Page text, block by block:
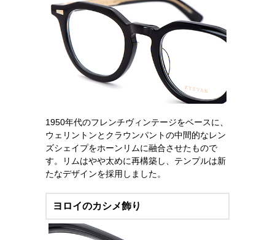
1950年代のフレンチヴィンテージをベースに、
ウェリントンとクラウンパントの中間的なレン
ズシェイプをホーンリムに融合させたもので
す。リムはやや太めに再構築し、テンプルは新
たなデザインを採用しました。
ヨロイのカシメ飾り